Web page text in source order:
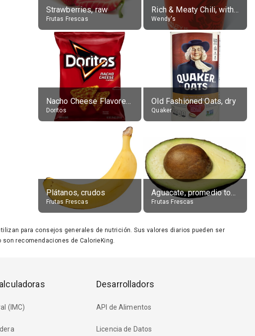
Strawberries, raw
Frutas Frescas
Rich & Meaty Chili, without toppings, large
Wendy's
Nacho Cheese Flavored Tortilla Chips
Doritos
Old Fashioned Oats, dry
Quaker
Plátanos, crudos
Frutas Frescas
Aguacate, promedio todos variedades, crudo
Frutas Frescas
para consejos generales de nutrición. Sus valores diarios pueden ser
recomendaciones de CalorieKing.
(IMC)
Desarrolladors
API de Alimentos
Licencia de Datos